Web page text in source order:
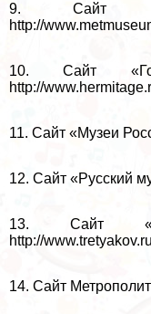
9. Сайт
http://
10. Сайт
http://
11. Сайт «Музеи
12. Сайт «Русский
13. Сайт
http://
14. Сайт